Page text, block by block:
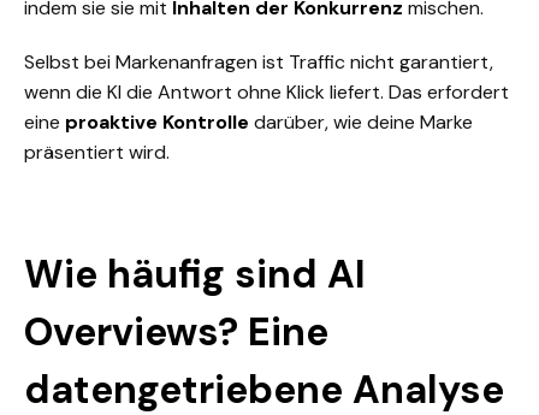
indem sie sie mit Inhalten der Konkurrenz mischen.
Selbst bei Markenanfragen ist Traffic nicht garantiert,
wenn die KI die Antwort ohne Klick liefert. Das erfordert
eine proaktive Kontrolle darüber, wie deine Marke
präsentiert wird.
Wie häufig sind AI
Overviews? Eine
datengetriebene Analyse